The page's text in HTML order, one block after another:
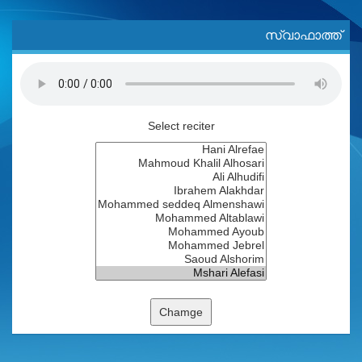
സ്വാഫാത്ത്
Select reciter